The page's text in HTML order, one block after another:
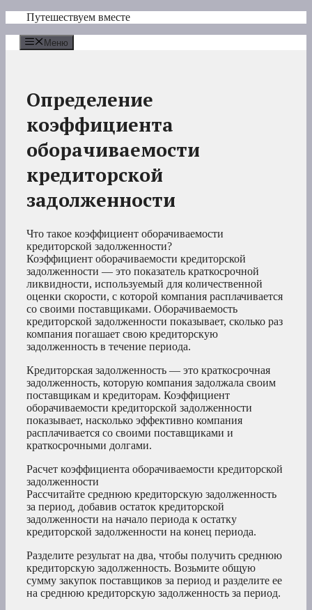
Перейти
содержимому
Путешествуем вместе
Меню
Определение
коэффициента
оборачиваемости
кредиторской
задолженности
Что такое коэффициент оборачиваемости
кредиторской задолженности?
Коэффициент оборачиваемости кредиторской
задолженности — это показатель краткосрочной
ликвидности, используемый для количественной
оценки скорости, с которой компания расплачивается
со своими поставщиками. Оборачиваемость
кредиторской задолженности показывает, сколько раз
компания погашает свою кредиторскую
задолженность в течение периода.
Кредиторская задолженность — это краткосрочная
задолженность, которую компания задолжала своим
поставщикам и кредиторам. Коэффициент
оборачиваемости кредиторской задолженности
показывает, насколько эффективно компания
расплачивается со своими поставщиками и
краткосрочными долгами.
Расчет коэффициента оборачиваемости кредиторской
задолженности
Рассчитайте среднюю кредиторскую задолженность
за период, добавив остаток кредиторской
задолженности на начало периода к остатку
кредиторской задолженности на конец периода.
Разделите результат на два, чтобы получить среднюю
кредиторскую задолженность. Возьмите общую
сумму закупок поставщиков за период и разделите ее
на среднюю кредиторскую задолженность за период.